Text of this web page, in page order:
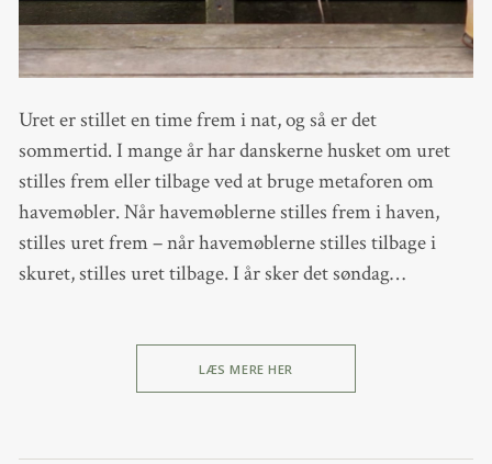
Uret er stillet en time frem i nat, og så er det
sommertid. I mange år har danskerne husket om uret
stilles frem eller tilbage ved at bruge metaforen om
havemøbler. Når havemøblerne stilles frem i haven,
stilles uret frem – når havemøblerne stilles tilbage i
skuret, stilles uret tilbage. I år sker det søndag…
LÆS MERE HER